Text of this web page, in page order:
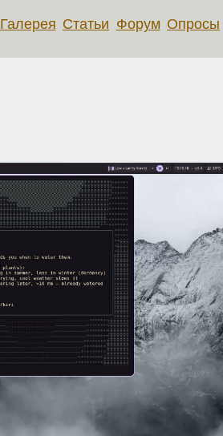
Галерея Статьи Форум Опросы